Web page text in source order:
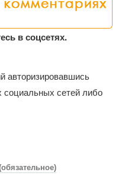
в соцсетях.
авторизировавшись
сетей либо